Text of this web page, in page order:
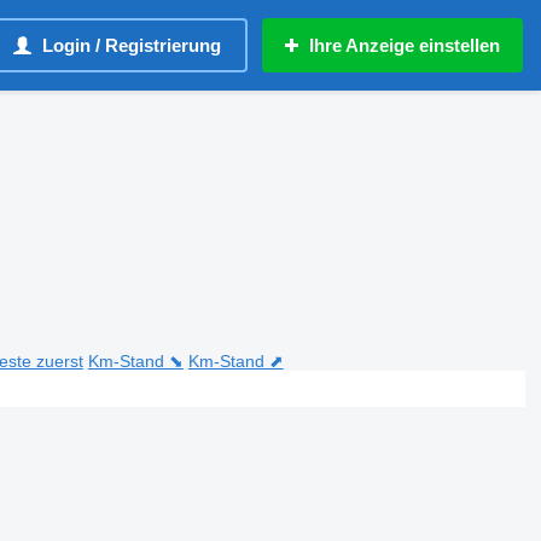
Login / Registrierung Ihre Anzeige einstellen
zuerst Km-Stand ⬊ Km-Stand ⬈